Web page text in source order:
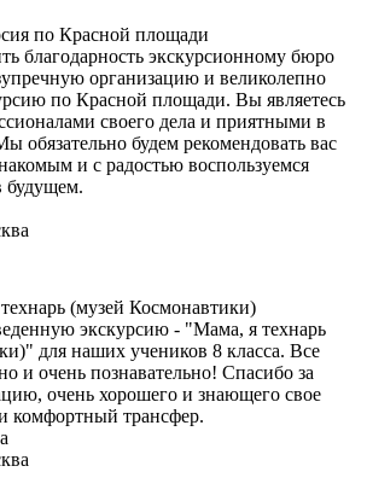
по Красной площади
благодарность экскурсионному бюро
организацию и великолепно
по Красной площади. Вы являетесь
своего дела и приятными в
будем рекомендовать вас
и с радостью воспользуемся
будущем.
(музей Космонавтики)
экскурсию - "Мама, я технарь
для наших учеников 8 класса. Все
и очень познавательно! Спасибо за
очень хорошего и знающего свое
комфортный трансфер.